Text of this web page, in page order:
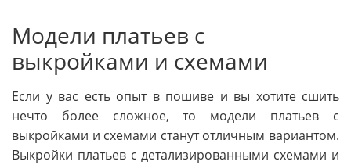
Модели платьев с
выкройками и схемами
Если у вас есть опыт в пошиве и вы хотите сшить
нечто более сложное, то модели платьев с
выкройками и схемами станут отличным вариантом.
Выкройки платьев с детализированными схемами и